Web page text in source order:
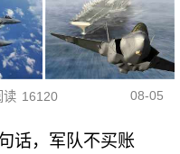
读 16120 08-05
话，军队不买账